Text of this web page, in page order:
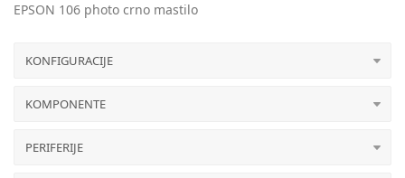
EPSON 106 photo crno mastilo
KONFIGURACIJE
KOMPONENTE
PERIFERIJE